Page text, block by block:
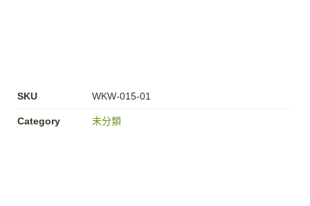
SKU WKW-015-01
Category 未分類